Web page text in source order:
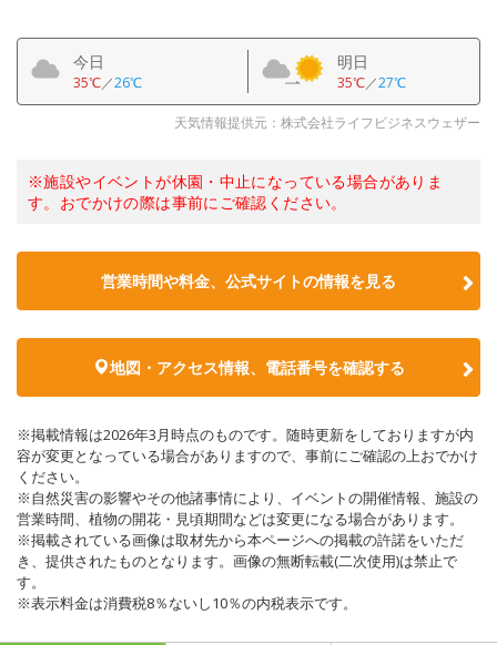
今日
35℃／26℃
明日
35℃／27℃
天気情報提供元：株式会社ライフビジネスウェザー
※施設やイベントが休園・中止になっている場合がありま
す。おでかけの際は事前にご確認ください。
営業時間や料金、公式サイトの情報を見る
地図・アクセス情報、電話番号を確認する
※掲載情報は2026年3月時点のものです。随時更新をしておりますが内
容が変更となっている場合がありますので、事前にご確認の上おでかけ
ください。
※自然災害の影響やその他諸事情により、イベントの開催情報、施設の
営業時間、植物の開花・見頃期間などは変更になる場合があります。
※掲載されている画像は取材先から本ページへの掲載の許諾をいただ
き、提供されたものとなります。画像の無断転載(二次使用)は禁止で
す。
※表示料金は消費税8％ないし10％の内税表示です。